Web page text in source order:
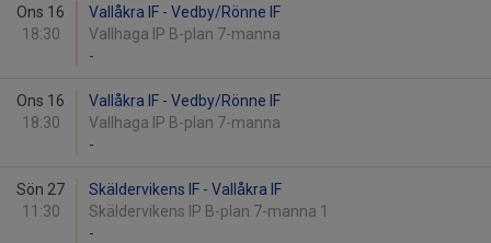
Ons 16
18:30
Vallåkra IF - Vedby/Rönne IF
Vallhaga IP B-plan 7-manna
-
Ons 16
18:30
Vallåkra IF - Vedby/Rönne IF
Vallhaga IP B-plan 7-manna
-
Sön 27
11:30
Skäldervikens IF - Vallåkra IF
Skäldervikens IP B-plan 7-manna 1
-